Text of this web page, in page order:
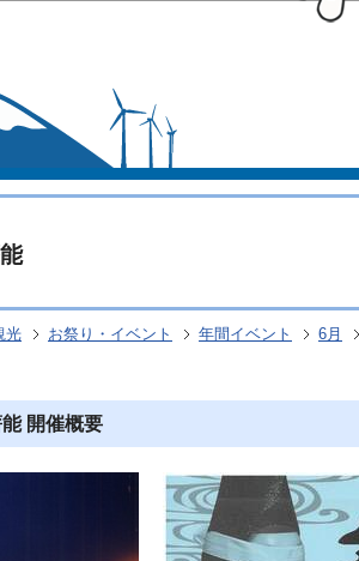
光 お祭り・イベント 年間イベント 6月
開催概要